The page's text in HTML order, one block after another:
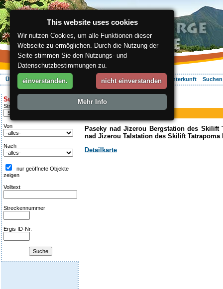
Über die Region Aktiv Erleben Entspannung Ihr Urlaub Unterkunft
Suche:
Streckentipp
Von
Nach
nur geöffnete Objekte
zeigen
Volltext
Streckennummer
Ergis ID-Nr.
ergis.cz>Aktiv Erleben> VI.
Piste
VI.
Paseky nad Jizerou Bergstation des Skilift
nad Jizerou Talstation des Skilift Tatrapoma
Detailkarte
This website uses cookies
Wir nutzen Cookies, um alle Funktionen dieser
Webseite zu ermöglichen. Durch die Nutzung der
Seite stimmen Sie den Nutzungs- und
Datenschutzbestimmungen zu.
einverstanden. nicht einverstanden
Mehr Info